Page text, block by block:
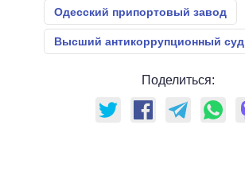
Одесский припортовый завод
Высший антикоррупционный суд
Поделиться: